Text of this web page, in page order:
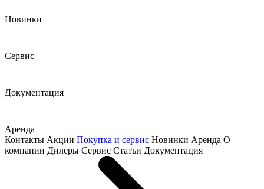
Новинки
Сервис
Документация
Аренда
Контакты Акции Покупка и сервис Новинки Аренда О
компании Дилеры Сервис Статьи Документация